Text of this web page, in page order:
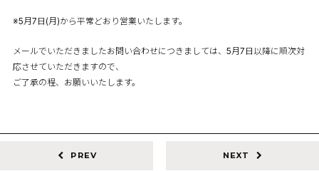
※5月7日(月)から平常どおり営業いたします。
メールでいただきましたお問い合わせにつきましては、5月7日以降に順次対
応させていただきますので、
ご了承の程、お願いいたします。
PREV NEXT